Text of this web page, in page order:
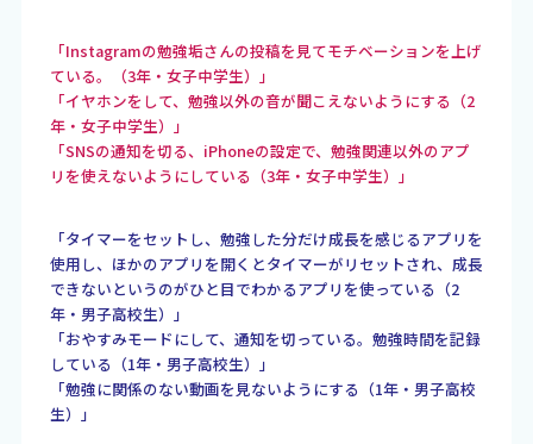
「Instagramの勉強垢さんの投稿を見てモチベーションを上げ
ている。（3年・女子中学生）」
「イヤホンをして、勉強以外の音が聞こえないようにする（2
年・女子中学生）」
「SNSの通知を切る、iPhoneの設定で、勉強関連以外のアプ
リを使えないようにしている（3年・女子中学生）」
「タイマーをセットし、勉強した分だけ成長を感じるアプリを
使用し、ほかのアプリを開くとタイマーがリセットされ、成長
できないというのがひと目でわかるアプリを使っている（2
年・男子高校生）」
「おやすみモードにして、通知を切っている。勉強時間を記録
している（1年・男子高校生）」
「勉強に関係のない動画を見ないようにする（1年・男子高校
生）」